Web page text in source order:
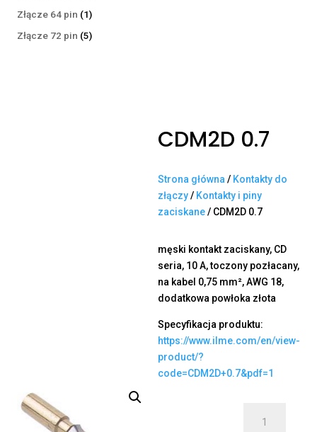
produkty
Złącze 64 pin 11
produkt
Złącze 72 pin 55
CDM2D 0.7
Strona główna / Kontakty do
złączy/ Kontakty i piny
zaciskane/ CDM2D 0.7
męski kontakt zaciskany, CD
seria, 10 A, toczony pozłacany,
na kabel 0,75 mm², AWG 18,
dodatkowa powłoka złota
Specyfikacja produktu:
https://www.ilme.com/en/view-
product/?
code=CDM2D+0.7&pdf=1
CDM2D